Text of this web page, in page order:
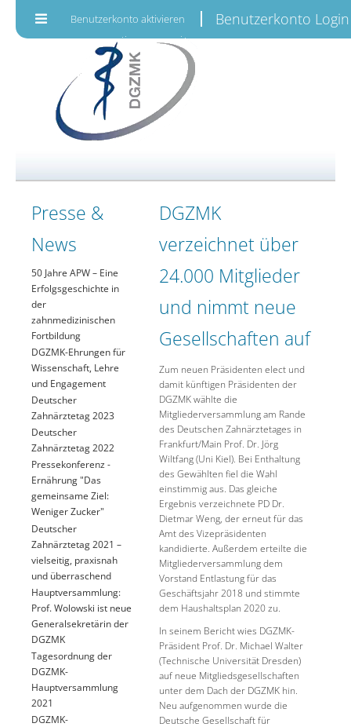
Benutzerkonto aktivieren Benutzerkonto Login
Presse &
News
50 Jahre APW – Eine
Erfolgsgeschichte in
der
zahnmedizinischen
Fortbildung
DGZMK-Ehrungen für
Wissenschaft, Lehre
und Engagement
Deutscher
Zahnärztetag 2023
Deutscher
Zahnärztetag 2022
Pressekonferenz -
Ernährung "Das
gemeinsame Ziel:
Weniger Zucker"
Deutscher
Zahnärztetag 2021 –
vielseitig, praxisnah
und überraschend
Hauptversammlung:
Prof. Wolowski ist neue
Generalsekretärin der
DGZMK
Tagesordnung der
DGZMK-
Hauptversammlung
2021
DGZMK-
DGZMK
verzeichnet über
24.000 Mitglieder
und nimmt neue
Gesellschaften auf
Zum neuen Präsidenten elect und
damit künftigen Präsidenten der
DGZMK wählte die
Mitgliederversammlung am Rande
des Deutschen Zahnärztetages in
Frankfurt/Main Prof. Dr. Jörg
Wiltfang (Uni Kiel). Bei Enthaltung
des Gewählten fiel die Wahl
einstimmig aus. Das gleiche
Ergebnis verzeichnete PD Dr.
Dietmar Weng, der erneut für das
Amt des Vizepräsidenten
kandidierte. Außerdem erteilte die
Mitgliederversammlung dem
Vorstand Entlastung für das
Geschäftsjahr 2018 und stimmte
dem Haushaltsplan 2020 zu.
In seinem Bericht wies DGZMK-
Präsident Prof. Dr. Michael Walter
(Technische Universität Dresden)
auf neue Mitgliedsgesellschaften
unter dem Dach der DGZMK hin.
Neu aufgenommen wurde die
Deutsche Gesellschaft für